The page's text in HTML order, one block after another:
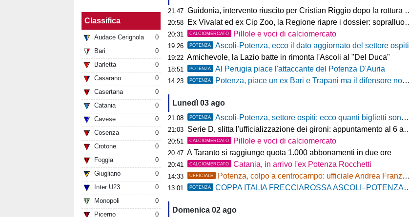
Classifica
Audace Cerignola
0
Bari
0
Barletta
0
Casarano
0
Casertana
0
Catania
0
Cavese
0
Cosenza
0
Crotone
0
Foggia
0
Giugliano
0
Inter U23
0
Monopoli
0
Picerno
0
21:47 Guidonia, intervento riuscito per Cristian Riggio dopo la rottura del crociato
20:58 Ex Vivalat ed ex Cip Zoo, la Regione riapre i dossier: sopralluogo di Bardi
20:31 CALCIOMERCATO Pillole e voci di calciomercato
19:26 POTENZA Ascoli-Potenza, ecco il dato aggiornato del settore ospiti
19:22 Amichevole, la Lazio batte in rimonta l'Ascoli al "Del Duca"
18:51 POTENZA Al Perugia piace l'attaccante del Potenza D'Auria
14:23 POTENZA Potenza, piace un ex Bari e Trapani ma il difensore non vestirà rossoblù
Lunedì 03 ago
21:08 POTENZA Ascoli-Potenza, settore ospiti: ecco quanti biglietti sono stati venduti finora
21:03 Serie D, slitta l'ufficializzazione dei gironi: appuntamento al 6 agosto
20:51 CALCIOMERCATO Pillole e voci di calciomercato
20:47 A Taranto si raggiunge quota 1.000 abbonamenti in due ore
20:41 CALCIOMERCATO Catania, in arrivo l'ex Potenza Rocchetti
14:33 UFFICIALE Potenza, colpo a centrocampo: ufficiale Andrea Franzolini, firma fino al 2028
13:01 POTENZA COPPA ITALIA FRECCIAROSSA ASCOLI–POTENZA: BIGLIETTI SETTORE OSPITI IN VENDITA
Domenica 02 ago